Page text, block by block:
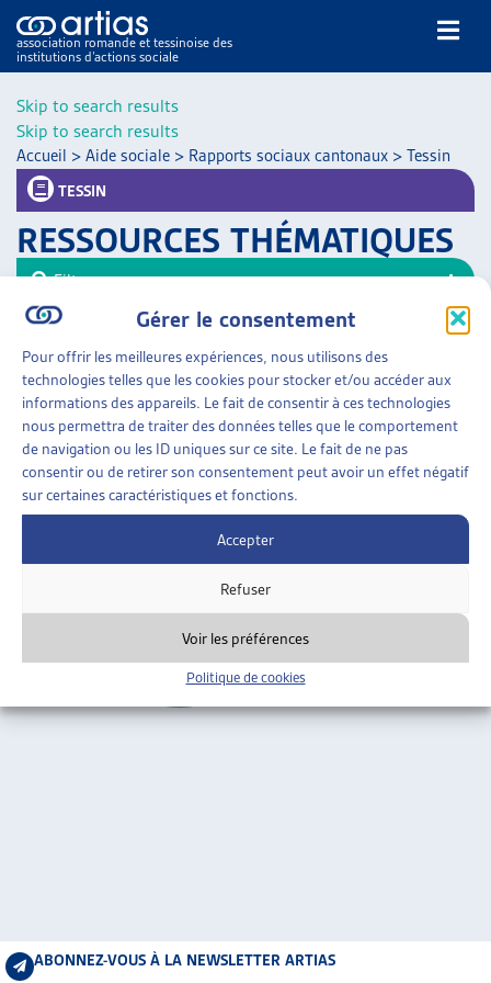
Skip to search results
Gérer le consentement
Pour offrir les meilleures expériences, nous utilisons des
technologies telles que les cookies pour stocker et/ou accéder aux
informations des appareils. Le fait de consentir à ces technologies
nous permettra de traiter des données telles que le comportement
de navigation ou les ID uniques sur ce site. Le fait de ne pas
consentir ou de retirer son consentement peut avoir un effet négatif
sur certaines caractéristiques et fonctions.
Accepter
Refuser
Voir les préférences
Politique de cookies
Skip to search results
association romande et tessinoise des
institutions d’actions sociale
NOS PUBLICATIONS
DOSSIERS DU MOIS
VEILLE
RESSOURCES
THÉMATIQUES
GUIDE SOCIAL ROMAND
AUTRES
ARTIAS
PROJETS ET ACTIVITÉS
Accueil > Aide sociale > Rapports sociaux cantonaux > Tessin
TESSIN
RESSOURCES THÉMATIQUES
AIDE SOCIALE»RAPPORTS SOCIAUX CANTONAUX
»TESSIN
RAPPORT SOCIAL 2012-2021
Canton du Tessin, rapport (en italien), déc. 2023
Tessin
Filtrer
Trier
ABONNEZ-VOUS À LA NEWSLETTER ARTIAS